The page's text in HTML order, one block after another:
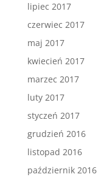
lipiec 2017
czerwiec 2017
maj 2017
kwiecień 2017
marzec 2017
luty 2017
styczeń 2017
grudzień 2016
listopad 2016
październik 2016